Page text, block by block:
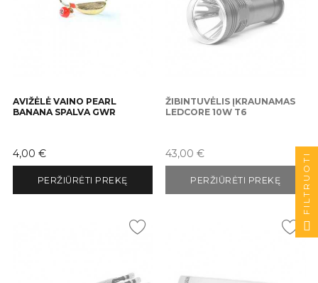
AVIŽĖLĖ VAINO PEARL
BANANA SPALVA GWR
Kaina
4,00 €
PERŽIŪRĖTI PREKĘ
ŽIBINTUVĖLIS ĮKRAUNAMAS
LEDCORE 10W T6
Kaina
43,00 €
PERŽIŪRĖTI PREKĘ FILTRUOTI